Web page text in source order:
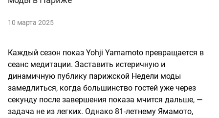
10 марта 2025
Каждый сезон показ Yohji Yamamoto превращается в
сеанс медитации. Заставить истеричную и
динамичную публику парижской Недели моды
замедлиться, когда большинство гостей уже через
секунду после завершения показа мчится дальше, —
задача не из легких. Однако 81-летнему Ямамото,